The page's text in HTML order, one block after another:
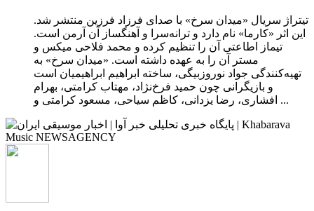
تیتراژ سریال «میدان سرخ» با صدای فرزاد فرزین منتشر شد.
این اثر «کارما» نام دارد و ترانه‌سرا و آهنگساز آن آرمن است.
تیماز اطاعتی آن را تنظیم کرده و محمد فلاحی میکس و
مستر آن را به عهده داشته است. «میدان سرخ» به
تهیه‌کنندگی جواد نوروزبیگی، ساخته ابراهیم ابراهیمیان است
و بازیگرانی چون حمید فرخ‌نژاد، مهتاب کرامتی، بهرام
افشاری، رضا یزدانی، کاظم سیاحی، مسعود کرامتی و ...